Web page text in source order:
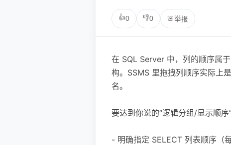
👍0 👎0 🚨举报
在 SQL Server 中，列的顺序属
构。SSMS 里拖拽列顺序实际上
名。
要达到你说的“逻辑分组/显示顺序
- 明确指定 SELECT 列表顺序（